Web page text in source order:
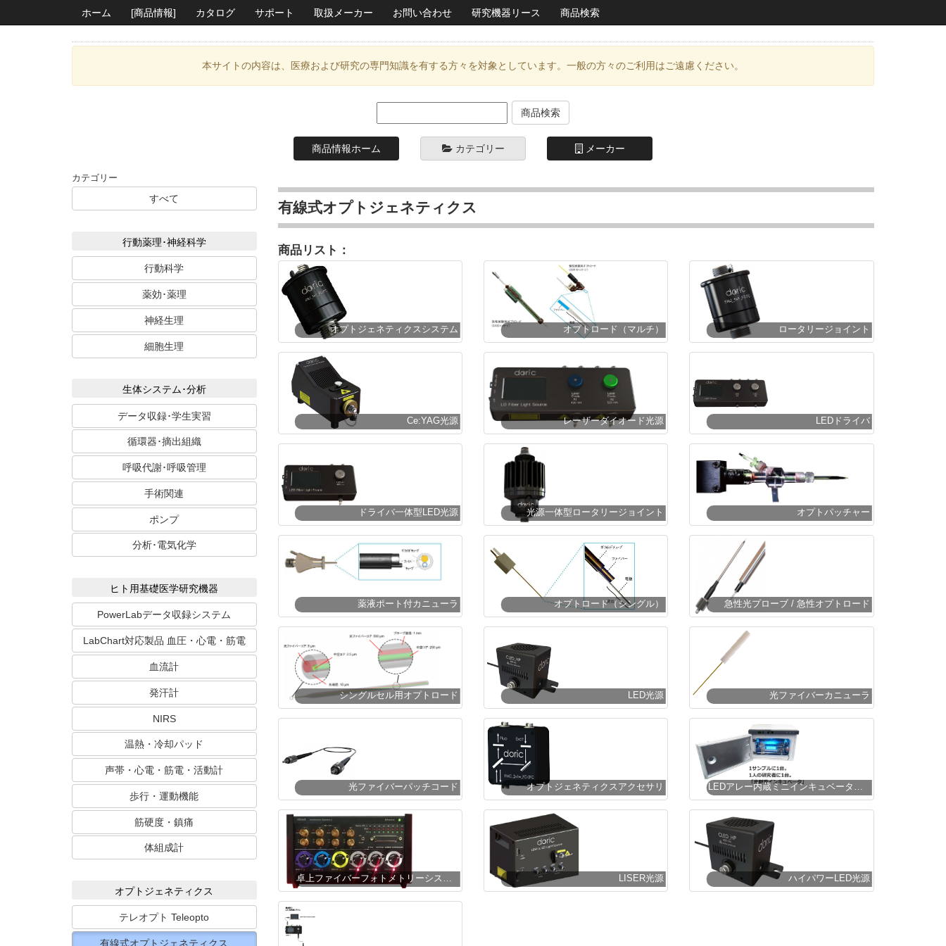
ホーム [商品情報] カタログ サポート 取扱メーカー お問い合わせ 研究機器リース 商品検索
本サイトの内容は、医療および研究の専門知識を有する方々を対象としています。一般の方々のご利用はご遠慮ください。
商品情報ホーム カテゴリー メーカー
カテゴリー
すべて
行動薬理･神経科学
行動科学
薬効･薬理
神経生理
細胞生理
生体システム･分析
データ収録･学生実習
循環器･摘出組織
呼吸代謝･呼吸管理
手術関連
ポンプ
分析･電気化学
ヒト用基礎医学研究機器
PowerLabデータ収録システム
LabChart対応製品 血圧・心電・筋電
血流計
発汗計
NIRS
温熱・冷却パッド
声帯・心電・筋電・活動計
歩行・運動機能
筋硬度・鎮痛
体組成計
オプトジェネティクス
テレオプト Teleopto
有線式オプトジェネティクス
有線式オプトジェネティクス
商品リスト：
オプトジェネティクスシステム オプトロード（マルチ） ロータリージョイント
Ce:YAG光源 レーザーダイオード光源 LEDドライバ
ドライバ一体型LED光源 光源一体型ロータリージョイント オプトパッチャー
薬液ポート付カニューラ オプトロード（シングル） 急性光プローブ / 急性オプトロード
シングルセル用オプトロード LED光源 光ファイバーカニューラ
光ファイバーパッチコード オプトジェネティクスアクセサリ LEDアレー内蔵ミニインキュベータシステム
卓上ファイバーフォトメトリーシステム LISER光源 ハイパワーLED光源